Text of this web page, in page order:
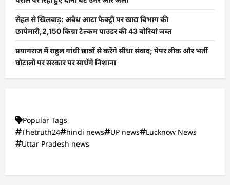
सेहत से खिलवाड़: अवैध आटा फैक्ट्री पर खाद्य विभाग की
छापेमारी,2,150 किग्रा टैल्कम पाउडर की 43 बोरियां जब्त
प्रयागराज में राहुल गांधी छात्रों से करेंगे सीधा संवाद; पेपर लीक और भर्ती
घोटालों पर सरकार पर साधेंगे निशाना
Popular Tags
Thetruth24
hindi news UP news
Lucknow News
Uttar Pradesh news